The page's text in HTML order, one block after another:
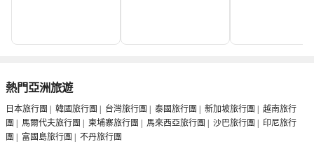
熱門亞洲旅遊
日本旅行團 | 韓國旅行團 | 台灣旅行團 | 泰國旅行團 | 新加坡旅行團 | 越南旅行
團 | 馬爾代夫旅行團 | 柬埔寨旅行團 | 馬來西亞旅行團 | 沙巴旅行團 | 印尼旅行
團 | 富國島旅行團 | 不丹旅行團